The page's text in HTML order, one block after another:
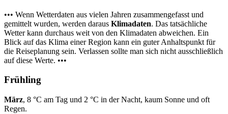
••• Wenn Wetterdaten aus vielen Jahren zusammengefasst und
gemittelt wurden, werden daraus Klimadaten. Das tatsächliche
Wetter kann durchaus weit von den Klimadaten abweichen. Ein
Blick auf das Klima einer Region kann ein guter Anhaltspunkt für
die Reiseplanung sein. Verlassen sollte man sich nicht ausschließlich
auf diese Werte. •••
Frühling
März, 8 °C am Tag und 2 °C in der Nacht, kaum Sonne und oft
Regen.